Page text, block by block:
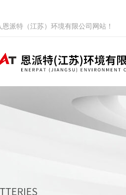
派特（江苏）环境有限公司网站！